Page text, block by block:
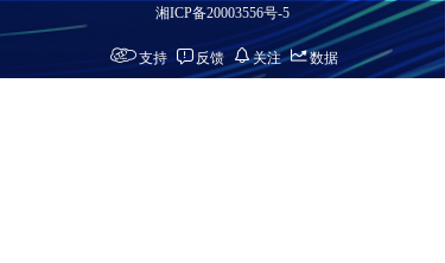
湘ICP备20003556号-5
支持 反馈 关注 数据